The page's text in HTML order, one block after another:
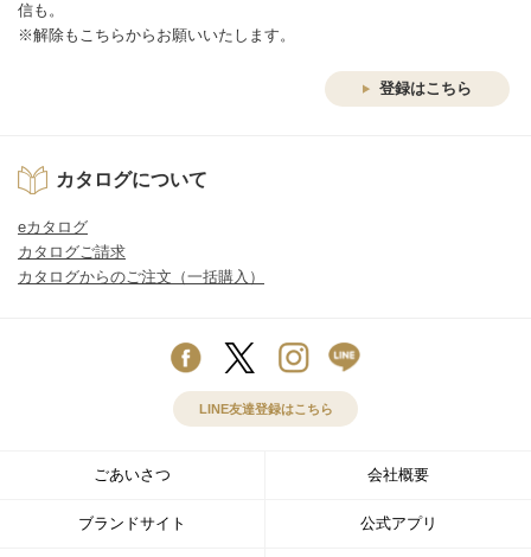
信も。
※解除もこちらからお願いいたします。
登録はこちら
カタログについて
eカタログ
カタログご請求
カタログからのご注文（一括購入）
LINE友達登録はこちら
ごあいさつ 会社概要
ブランドサイト 公式アプリ